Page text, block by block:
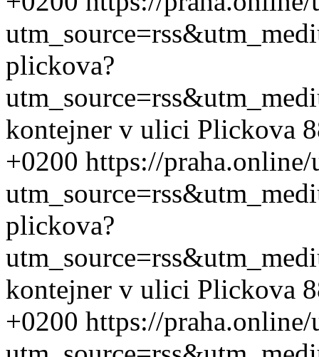
plickova?
kontejner v ulici Plickova
+0200 https://
plickova?
kontejner v ulici Plickova
+0200 https://